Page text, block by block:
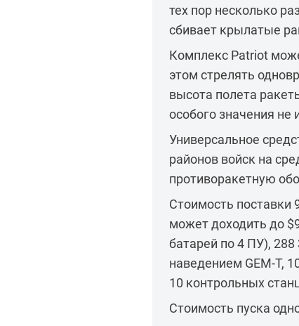
тех пор несколько
сбивает крылатые
Комплекс Patriot
этом стрелять
высота полета
особого значения не
Универсальное
районов войск на
противоракетную
Стоимость поставки
может доходить до
батарей по 4 ПУ),
наведением GEM-T,
10 контрольных
Стоимость пуска